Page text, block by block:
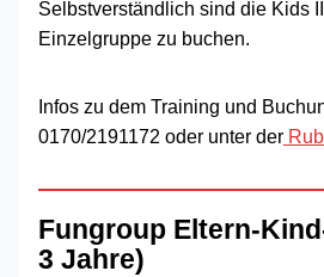
Selbstverständlich sind die Kids
Einzelgruppe zu buchen.
Infos zu dem Training und
0170/2191172 oder unter der
Fungroup Eltern-
3 Jahre)